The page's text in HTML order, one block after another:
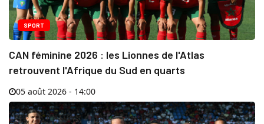
SPORT
CAN féminine 2026 : les Lionnes de l'Atlas
retrouvent l'Afrique du Sud en quarts
05 août 2026 - 14:00